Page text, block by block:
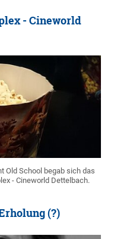
- Cineworld
Old School begab sich das
- Cineworld Dettelbach.
(?)